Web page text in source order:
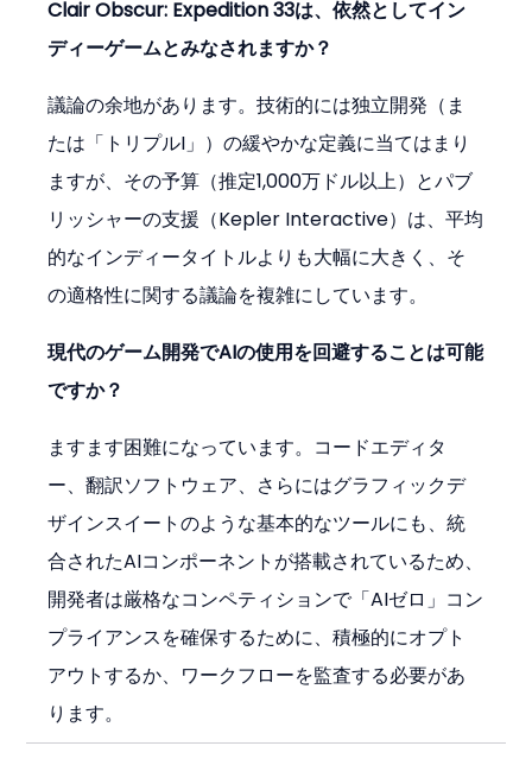
Clair Obscur: Expedition 33は、依然としてイン
ディーゲームとみなされますか？
議論の余地があります。技術的には独立開発（ま
たは「トリプルI」）の緩やかな定義に当てはまり
ますが、その予算（推定1,000万ドル以上）とパブ
リッシャーの支援（Kepler Interactive）は、平均
的なインディータイトルよりも大幅に大きく、そ
の適格性に関する議論を複雑にしています。
現代のゲーム開発でAIの使用を回避することは可能
ですか？
ますます困難になっています。コードエディタ
ー、翻訳ソフトウェア、さらにはグラフィックデ
ザインスイートのような基本的なツールにも、統
合されたAIコンポーネントが搭載されているため、
開発者は厳格なコンペティションで「AIゼロ」コン
プライアンスを確保するために、積極的にオプト
アウトするか、ワークフローを監査する必要があ
ります。